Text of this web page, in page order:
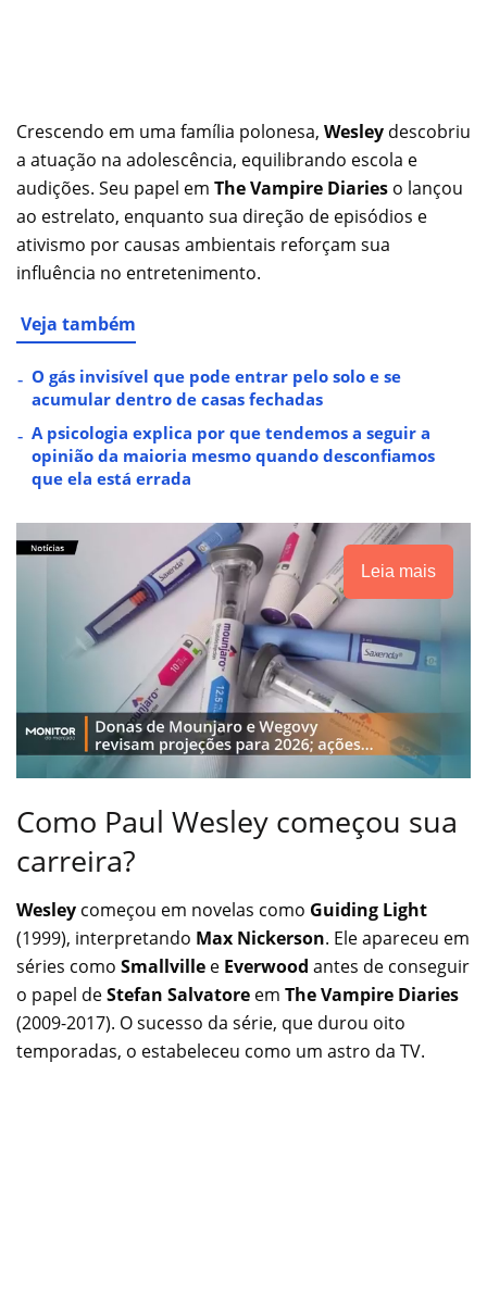
Crescendo em uma família polonesa, Wesley descobriu
a atuação na adolescência, equilibrando escola e
audições. Seu papel em The Vampire Diaries o lançou
ao estrelato, enquanto sua direção de episódios e
ativismo por causas ambientais reforçam sua
influência no entretenimento.
Veja também
O gás invisível que pode entrar pelo solo e se
acumular dentro de casas fechadas
A psicologia explica por que tendemos a seguir a
opinião da maioria mesmo quando desconfiamos
que ela está errada
Leia mais
Como Paul Wesley começou sua
carreira?
Wesley começou em novelas como Guiding Light
(1999), interpretando Max Nickerson. Ele apareceu em
séries como Smallville e Everwood antes de conseguir
o papel deStefan Salvatore em The Vampire Diaries
(2009-2017). O sucesso da série, que durou oito
temporadas, o estabeleceu como um astro da TV.